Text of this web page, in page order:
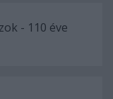
- 110 éve